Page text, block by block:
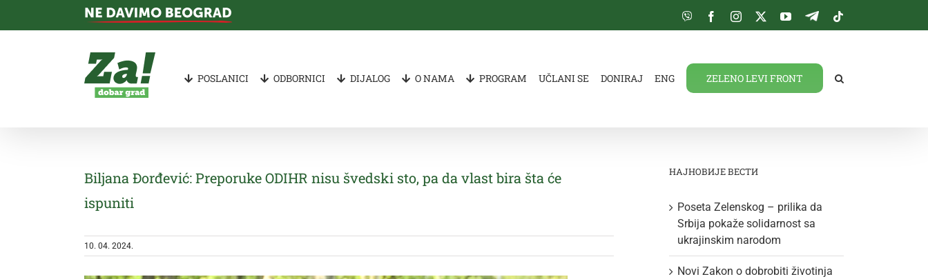
Viber FacebookInstagram
TwitterYouTube
Telegram
POSLANICI ODBORNICI DIJALOG O NAMA PROGRAM UČLANI SE DONIRAJ ENG ZELENO LEVI FRONT
Biljana Đorđević: Preporuke ODIHR nisu švedski sto, pa da vlast bira šta će
ispuniti
10. 04. 2024.
НАЈНОВИЈЕ ВЕСТИ
Poseta Zelenskog – prilika da
Srbija pokaže solidarnost sa
ukrajinskim narodom
Novi Zakon o dobrobiti životinja